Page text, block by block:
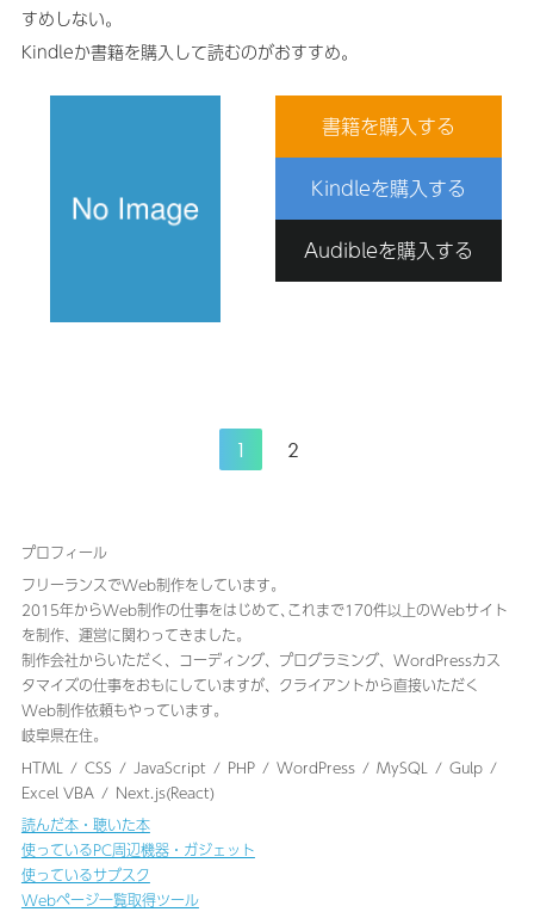
すめしない。
Kindleか書籍を購入して読むのがおすすめ。
書籍を購入する
Kindleを購入する
Audibleを購入する
1 2
プロフィール
フリーランスでWeb制作をしています。
2015年からWeb制作の仕事をはじめて､これまで170件以上のWebサイト
を制作、運営に関わってきました｡
制作会社からいただく、コーディング、プログラミング、WordPressカス
タマイズの仕事をおもにしていますが、クライアントから直接いただく
Web制作依頼もやっています。
岐阜県在住。
HTML
CSS JavaScript PHP WordPress MySQL
Gulp
Excel VBA
Next.js(React)
読んだ本・聴いた本
使っているPC周辺機器・ガジェット
使っているサブスク
Webページ一覧取得ツール